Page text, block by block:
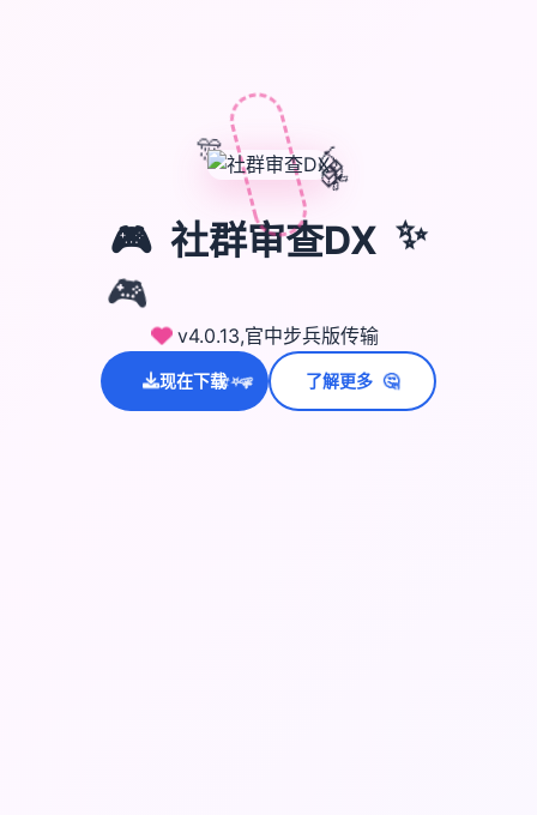
🎮
🎮 社群审查DX ✨
v4.0.13,官中步兵版传输
现在下载✨⭐💫 了解更多 🤔
🎈
🎊
🎁